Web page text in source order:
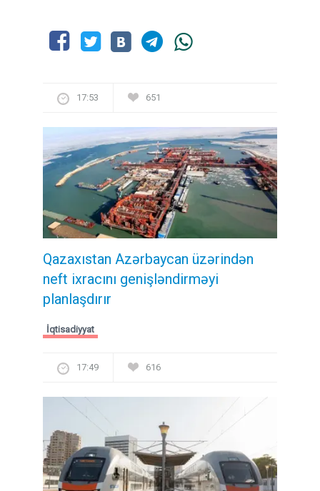
17:53 651
Qazaxıstan Azərbaycan üzərindən
neft ixracını genişləndirməyi
planlaşdırır
İqtisadiyyat
17:49 616